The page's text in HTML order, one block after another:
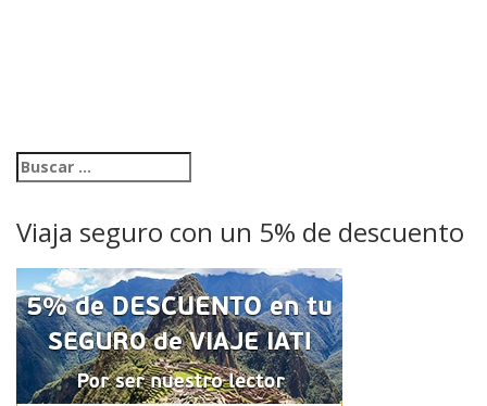
Viaja seguro con un 5% de descuento